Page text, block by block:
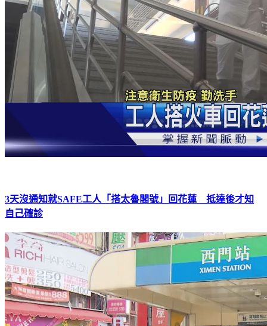
3天沒通知就SAFE工人「搭太魯閣號」回花蓮 抵達後才知
自己確診